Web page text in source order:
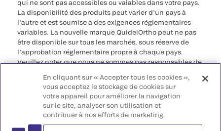
qui ne sont pas accessibles ou valables dans votre pays.
La disponibilité des produits peut varier d’un pays à
l’autre et est soumise à des exigences réglementaires
variables. La nouvelle marque QuidelOrtho peut ne pas
être disponible sur tous les marchés, sous réserve de
l’approbation réglementaire propre à chaque pays.
Veuillez noter que nous ne sommes pas responsables de
conformes à une procédure légale, à une
réglementation, à un enregistrement ou à un usage dans
votre pays d’origine.
©2026 QuidelOrtho Corporation. Tous droits réservés.
En cliquant sur « Accepter tous les cookies »,
vous acceptez le stockage de cookies sur
votre appareil pour améliorer la navigation
sur le site, analyser son utilisation et
contribuer à nos efforts de marketing.